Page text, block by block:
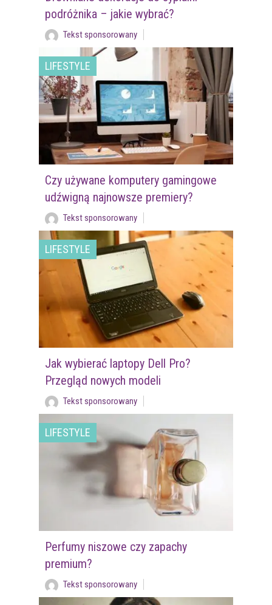
podróżnika – jakie wybrać?
Tekst sponsorowany
LIFESTYLE
Czy używane komputery gamingowe
udźwigną najnowsze premiery?
Tekst sponsorowany
LIFESTYLE
Jak wybierać laptopy Dell Pro?
Przegląd nowych modeli
Tekst sponsorowany
LIFESTYLE
Perfumy niszowe czy zapachy
premium?
Tekst sponsorowany